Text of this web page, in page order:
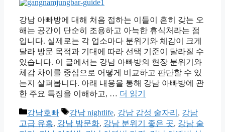
강남 아빠방에 대해 처음 접하는 이들이 흔히 갖는 오
해는 공간이 단순히 조용하고 아늑한 휴식처라는 점
입니다. 실제로는 각 업소마다 분위기와 체감이 크게
달라 방문 목적과 기대에 따라 선택 기준이 달라질 수
있습니다. 이 글에서는 강남 아빠방의 현장 분위기와
체감 차이를 중심으로 어떻게 비교하고 판단할 수 있
는지 살펴봅니다. 아래 내용을 통해 강남 아빠방에 관
한 주요 특징을 이해하고, … 더 읽기
카
테
강남호빠
태
그
강남 nightlife, 강남 감성 술자리 , 강남
고급 유흥, 강남 밤문화, 강남 분위기 좋은 곳, 강남 술